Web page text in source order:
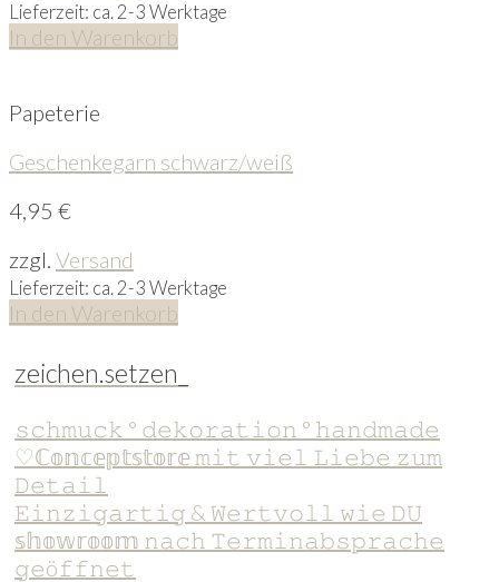
Lieferzeit: ca. 2-3 Werktage
In den Warenkorb
Papeterie
Geschenkegarn schwarz/weiß
4,95 €
zzgl. Versand
Lieferzeit: ca. 2-3 Werktage
In den Warenkorb
zeichen.setzen_
𝚜𝚌𝚑𝚖𝚞𝚌𝚔 ° 𝚍𝚎𝚔𝚘𝚛𝚊𝚝𝚒𝚘𝚗 ° 𝚑𝚊𝚗𝚍𝚖𝚊𝚍𝚎
♡ℂ𝕠𝕟𝕔𝕖𝕡𝕥𝕤𝕥𝕠𝕣𝕖 𝚖𝚒𝚝 𝚟𝚒𝚎𝚕 𝙻𝚒𝚎𝚋𝚎 𝚣𝚞𝚖
𝙳𝚎𝚝𝚊𝚒𝚕
𝙴𝚒𝚗𝚣𝚒𝚐𝚊𝚛𝚝𝚒𝚐 & 𝚆𝚎𝚛𝚝𝚟𝚘𝚕𝚕 𝚠𝚒𝚎 𝙳𝚄
𝕤𝕙𝕠𝕨𝕣𝕠𝕠𝕞 𝚗𝚊𝚌𝚑 𝚃𝚎𝚛𝚖𝚒𝚗𝚊𝚋𝚜𝚙𝚛𝚊𝚌𝚑𝚎
𝚐𝚎ö𝚏𝚏𝚗𝚎𝚝